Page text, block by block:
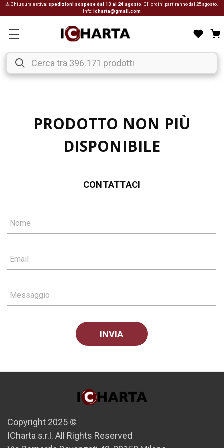
⚠ Chiusura estiva: spedizioni sospese dal 13 al 24 agosto . Gli ordini partiranno dal 25 agosto.
Info:icharta@gmail.com
PRODOTTO NON PIÙ
DISPONIBILE
CONTATTACI
Nome
Email
Messaggio
Copyright 2025 ©
ICharta s.r.l. All Rights Reserved